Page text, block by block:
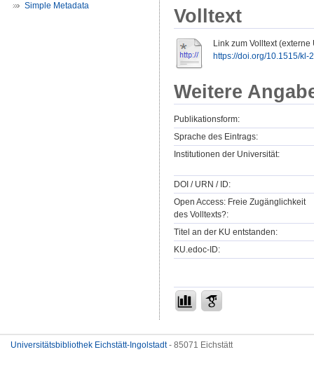
Simple Metadata
Volltext
Link zum Volltext (externe
https://doi.org/10.1515/kl-
Weitere
Publikationsform:
Sprache des Eintrags:
Institutionen der Universität:
DOI / URN / ID:
Open Access: Freie Zugänglichkeit
des Volltexts?:
Titel an der KU entstanden:
KU.edoc-ID:
Universitätsbibliothek Eichstätt-Ingolstadt- 85071 Eichstätt